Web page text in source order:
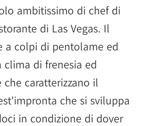
ambitissimo di chef di
di Las Vegas. Il
a colpi di pentolame ed
di frenesia ed
caratterizzano il
che si sviluppa
in condizione di dover